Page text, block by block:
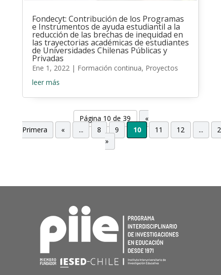
Fondecyt: Contribución de los Programas
e Instrumentos de ayuda estudiantil a la
reducción de las brechas de inequidad en
las trayectorias académicas de estudiantes
de Universidades Chilenas Públicas y
Privadas
Ene 1, 2022| Formación continua, Proyectos
leer más
Página 10 de 39
«
Primera
« ... 8 9 10 11 12 ...
»